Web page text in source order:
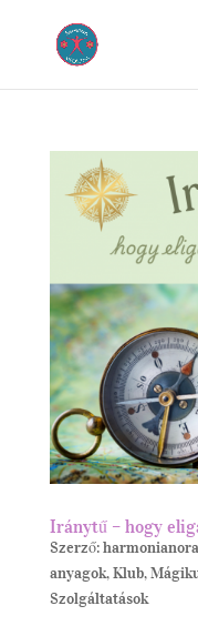
Iránytű – hogy
Szerző:harmonianora
anyagok,Klub,
Szolgáltatások